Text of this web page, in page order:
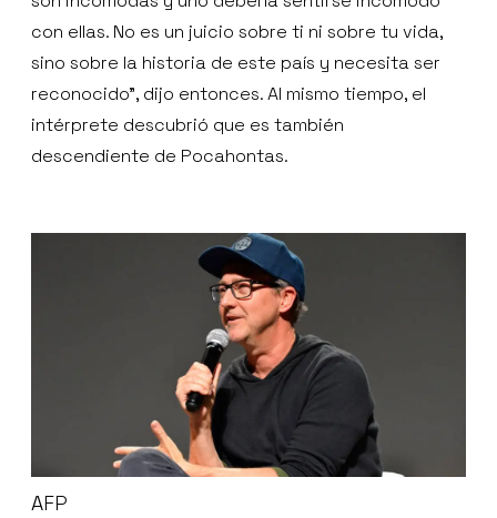
con ellas. No es un juicio sobre ti ni sobre tu vida,
sino sobre la historia de este país y necesita ser
reconocido”, dijo entonces. Al mismo tiempo, el
intérprete descubrió que es también
descendiente de Pocahontas.
AFP